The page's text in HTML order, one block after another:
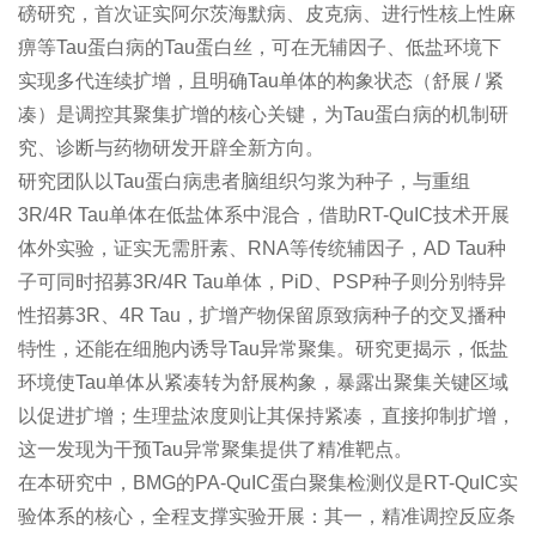
磅研究，首次证实阿尔茨海默病、皮克病、进行性核上性麻
痹等Tau蛋白病的Tau蛋白丝，可在无辅因子、低盐环境下
实现多代连续扩增，且明确Tau单体的构象状态（舒展 / 紧
凑）是调控其聚集扩增的核心关键，为Tau蛋白病的机制研
究、诊断与药物研发开辟全新方向。
研究团队以Tau蛋白病患者脑组织匀浆为种子，与重组
3R/4R Tau单体在低盐体系中混合，借助RT-QuIC技术开展
体外实验，证实无需肝素、RNA等传统辅因子，AD Tau种
子可同时招募3R/4R Tau单体，PiD、PSP种子则分别特异
性招募3R、4R Tau，扩增产物保留原致病种子的交叉播种
特性，还能在细胞内诱导Tau异常聚集。研究更揭示，低盐
环境使Tau单体从紧凑转为舒展构象，暴露出聚集关键区域
以促进扩增；生理盐浓度则让其保持紧凑，直接抑制扩增，
这一发现为干预Tau异常聚集提供了精准靶点。
在本研究中，BMG的PA-QuIC蛋白聚集检测仪是RT-QuIC实
验体系的核心，全程支撑实验开展：其一，精准调控反应条